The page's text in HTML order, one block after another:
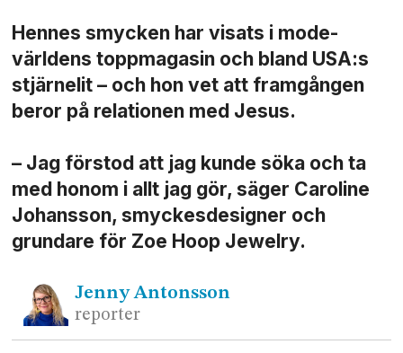
Hennes smycken har visats i mode­
världens topp­magasin och bland USA:s
stjärnelit – och hon vet att fram­gången
beror på relationen med Jesus.
– Jag förstod att jag kunde söka och ta
med honom i allt jag gör, säger Caroline
Johansson, smyckes­designer och
grundare för Zoe Hoop Jewelry.
Jenny Antonsson
reporter